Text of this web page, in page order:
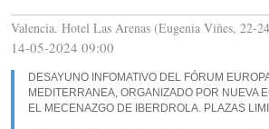
Valencia. Hotel Las Arenas (Eugenia Viñes, 22-
14-05-2024 09:00
DESAYUNO INFOMATIVO DEL FÓRUM
MEDITERRANEA, ORGANIZADO POR NUEVA
EL MECENAZGO DE IBERDROLA. PLAZAS